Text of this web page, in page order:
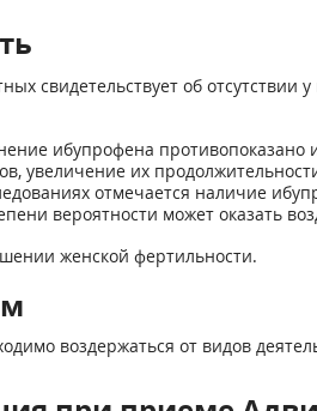
свидетельствует об
ибупрофена
увеличение их
отмечается наличие
вероятности может оказать
женской фертильности.
воздержаться от видов